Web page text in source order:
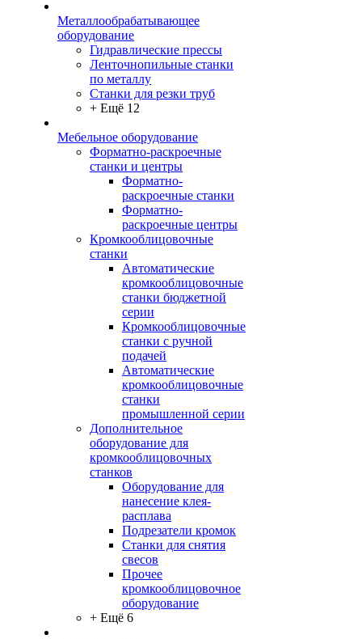
Металлообрабатывающее
оборудование
Гидравлические прессы
Ленточнопильные станки
по металлу
Станки для резки труб
+ Ещё 12
Мебельное оборудование
Форматно-раскроечные
станки и центры
Форматно-
раскроечные станки
Форматно-
раскроечные центры
Кромкооблицовочные
станки
Автоматические
кромкооблицовочные
станки бюджетной
серии
Кромкооблицовочные
станки с ручной
подачей
Автоматические
кромкооблицовочные
станки
промышленной серии
Дополнительное
оборудование для
кромкооблицовочных
станков
Оборудование для
нанесение клея-
расплава
Подрезатели кромок
Станки для снятия
свесов
Прочее
кромкооблицовочное
оборудование
+ Ещё 6